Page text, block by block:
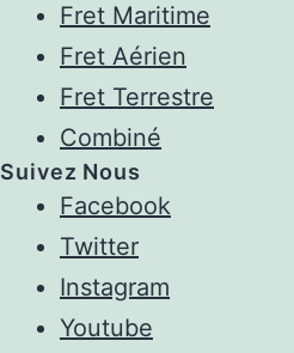
Fret Maritime
Fret Aérien
Fret Terrestre
Combiné
Suivez Nous
Facebook
Twitter
Instagram
Youtube